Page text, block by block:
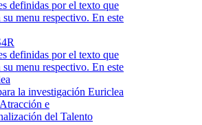
la investigación Euriclea
e
del Talento